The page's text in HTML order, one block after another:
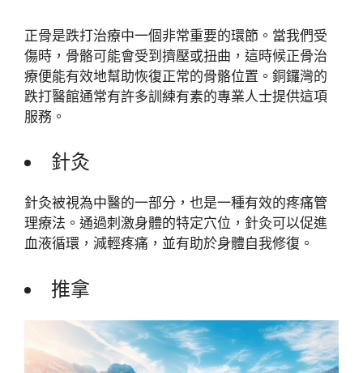
正骨是跌打治療中一個非常重要的環節。當我們受
傷時，骨骼可能會受到擠壓或扭曲，這時候正骨治
療便能有效地幫助恢復正常的骨骼位置。銅鑼灣的
跌打醫館通常有許多訓練有素的專業人士提供這項
服務。
針灸
針灸被視為中醫的一部分，也是一種有效的疼痛管
理療法。通過刺激身體的特定穴位，針灸可以促進
血液循環，減輕疼痛，並有助於身體自我修復。
推拿